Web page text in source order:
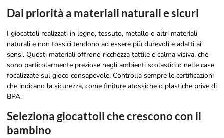
Dai priorità a materiali naturali e sicuri
I giocattoli realizzati in legno, tessuto, metallo o altri materiali
naturali e non tossici tendono ad essere più durevoli e adatti ai
sensi. Questi materiali offrono ricchezza tattile e calma visiva, che
sono particolarmente preziose negli ambienti scolastici o nelle case
focalizzate sul gioco consapevole. Controlla sempre le certificazioni
che indicano la sicurezza, come finiture atossiche o plastiche prive di
BPA.
Seleziona giocattoli che crescono con il
bambino